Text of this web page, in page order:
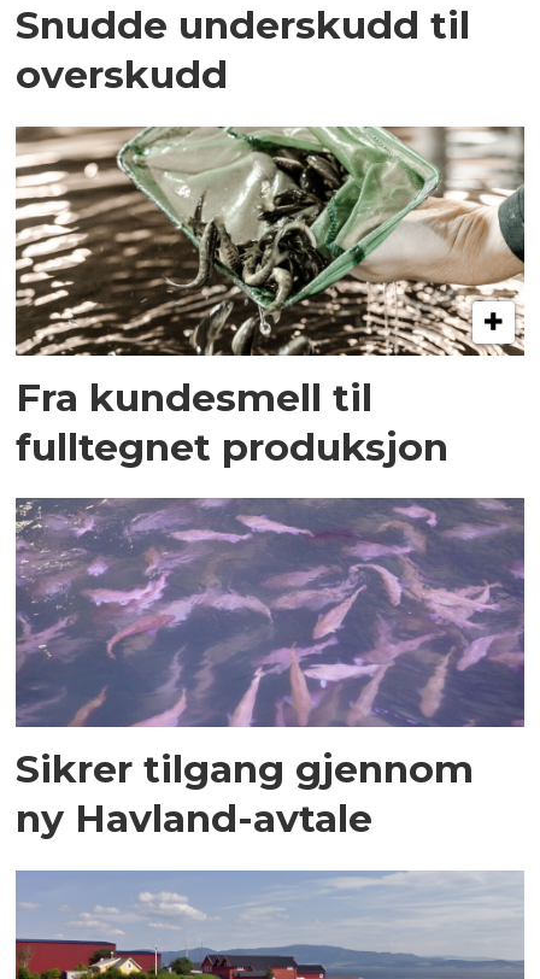
Snudde underskudd til
overskudd
Fra kundesmell til
fulltegnet produksjon
Sikrer tilgang gjennom
ny Havland-avtale